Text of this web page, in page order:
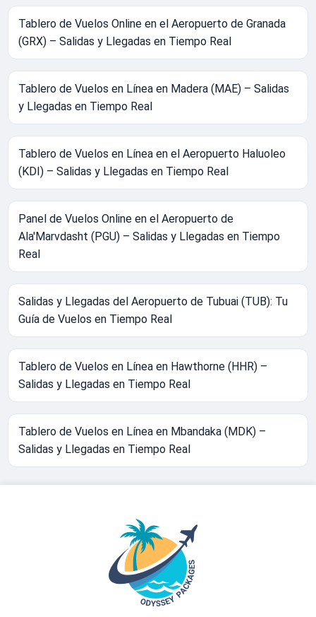
Tablero de Vuelos Online en el Aeropuerto de Granada
(GRX) – Salidas y Llegadas en Tiempo Real
Tablero de Vuelos en Línea en Madera (MAE) – Salidas
y Llegadas en Tiempo Real
Tablero de Vuelos en Línea en el Aeropuerto Haluoleo
(KDI) – Salidas y Llegadas en Tiempo Real
Panel de Vuelos Online en el Aeropuerto de
Ala'Marvdasht (PGU) – Salidas y Llegadas en Tiempo
Real
Salidas y Llegadas del Aeropuerto de Tubuai (TUB): Tu
Guía de Vuelos en Tiempo Real
Tablero de Vuelos en Línea en Hawthorne (HHR) –
Salidas y Llegadas en Tiempo Real
Tablero de Vuelos en Línea en Mbandaka (MDK) –
Salidas y Llegadas en Tiempo Real